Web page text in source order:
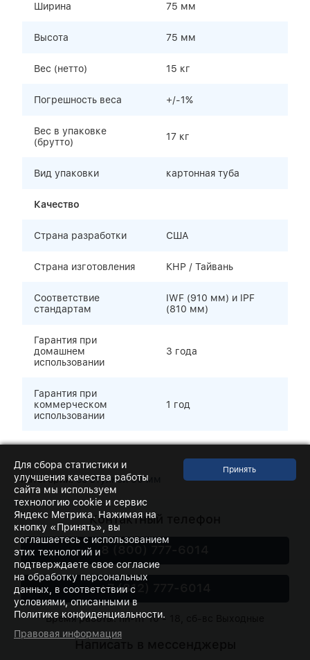
Ширина 75 мм
Высота 75 мм
Вес (нетто) 15 кг
Погрешность веса +/-1%
Вес в упаковке
(брутто)
17 кг
Вид упаковки картонная туба
Качество
Страна разработки США
Страна изготовления КНР / Тайвань
Соответствие
стандартам
IWF (910 мм) и IPF
(810 мм)
Гарантия при
домашнем
использовании
3 года
Гарантия при
коммерческом
использовании
1 год
Категории:со втулкой 50 мм
Контактный телефон
+7 (812) 777-6014
Время работы: пн-пт 10 - 18, сб-вс Выходные
Для сбора статистики и
улучшения качества работы
сайта мы используем
технологию cookie и сервис
Яндекс Метрика. Нажимая на
кнопку «Принять», вы
соглашаетесь с использованием
этих технологий и
подтверждаете свое согласие
на обработку персональных
данных, в соответствии с
условиями, описанными в
Политике конфиденциальности.
Правовая информация